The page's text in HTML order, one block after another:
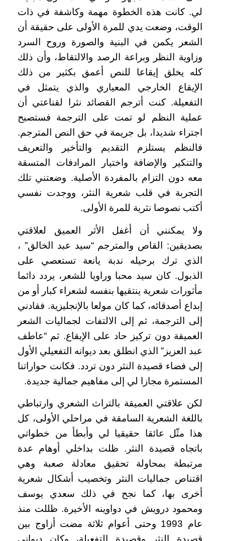
لي. كانت هذه الخطوة مهمة وكاشفة في ذات
الوقت، وضعت يدي للمرة الأولى على حقيقة أن
الشعر يكمن في البنية والصورة وروح السرد
وزاوية النظر وبراعة الرصد والالتقاط، وأن ذلك
كله يخلق إيقاعا للنص أعمق بكثير من ذلك
الإيقاع الخارجي المعياري والذي يتمثل في
التفعيلة. كنت أترجم القصائد نثرا لقناعتي أن
عملية النظم لو تمت على الترجمة فستصبح
اجتراء شديدا، بل جريمة في حق النص المترجم.
فالنظم يستلزم التقديم والتأخير والتعريف
والتنكير والإضافة واختيار المرادفات المتسقة
معه دون التزام بالمفردة الأصلية. وضعتني تلك
التجربة في قلب شعرية النثر، ووجدت نفسي
أكتب نصوصا نثرية للمرة الأولى.
ولا يمكنني أن أغفل الأثر العميق لعلاقتي
بصديقين: القاص والمترجم “سيد عبد الخالق” ،
الذي ترك برحيله ندبة يانعة تستعصي على
الذبول. كان سيد محبا وراويا للشعر، يردد دائما
مأثورات شعرية ينتقيها بنفسه لشعراء كبار أو من
إبداع أصدقائه، كما كان مولعا بالإنجليزية. فقادني
إلى الترجمة، ثم إلى الالتفات لجماليات الشعر
العميقة دون تركيز حاد على الإيقاع. ثم “عاطف
عبد العزيز” الذي انطلق بعد ديوانه التفعيلي الأول
إلى فضاء قصيدة النثر دون تردد. فكانت حواراتنا
المستمرة مجازا لي إلى مفاهيم جمالية جديدة.
لكن علاقتي العميقة بالتراث الشعري وارتباطي
باللغة الشعرية السامقة في مراحلي الأولى، كل
هذا مثّل عائقا حقيقيا لي وأبطأ من خطواتي
باتجاه قصيدة النثر. ظلت بداخلي أوهام عدة
مرتبطة بمحاولة تحقيق معادلة صعبة وهي
اقتناص جماليات النثر وتخصيب أشكال شعرية
أخرى بها، كما نجح في ذلك سعدي يوسف
ومحمود درويش في دواوينه الأخيرة. ظللت منذ
عام 1993 وحتى أعوام ثلاثة مضت أزاوج بين
قصيدة النثر وقصيدة التفعيلة، وكان ديواني